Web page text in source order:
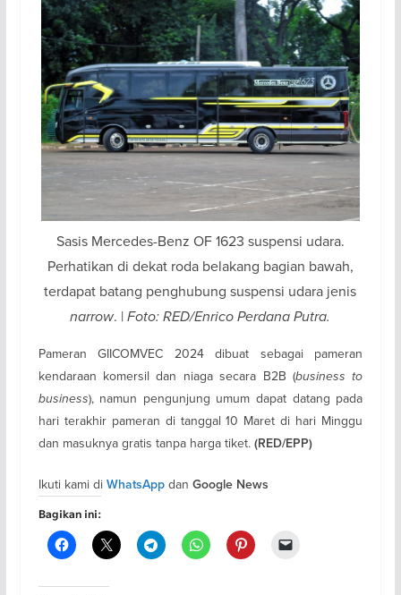
Sasis Mercedes-Benz OF 1623 suspensi udara.
Perhatikan di dekat roda belakang bagian bawah,
terdapat batang penghubung suspensi udara jenis
narrow. |Foto: RED/Enrico Perdana Putra.
Pameran GIICOMVEC 2024 dibuat sebagai pameran
kendaraan komersil dan niaga secara B2B (business to
business), namun pengunjung umum dapat datang pada
hari terakhir pameran di tanggal 10 Maret di hari Minggu
dan masuknya gratis tanpa harga tiket. (RED/EPP)
Ikuti kami di WhatsAppdan Google News
Bagikan ini: